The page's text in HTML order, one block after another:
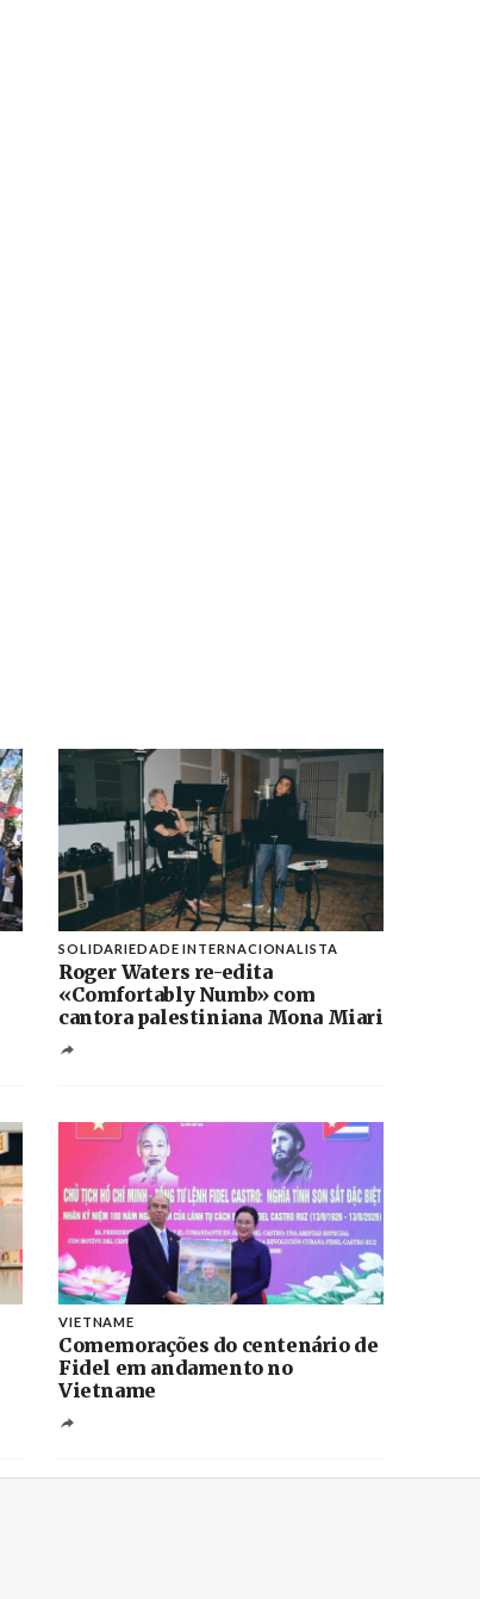
SOLIDARIEDADE INTERNACIONALISTA
Roger Waters re-edita
«Comfortably Numb» com
cantora palestiniana Mona Miari
VIETNAME
Comemorações do centenário de
Fidel em andamento no
Vietname